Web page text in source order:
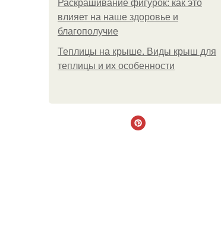
Раскрашивание фигурок: как это
влияет на наше здоровье и
благополучие
Теплицы на крыше. Виды крыш для
теплицы и их особенности